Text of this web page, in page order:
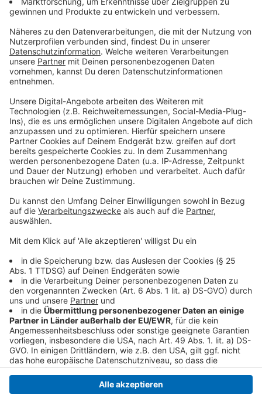
Wir benötigen Ihre
Zustimmung, um den YouTube
Video-Service zu laden!
Wir verwenden einen Service eines
Drittanbieters, um Videoinhalte
einzubetten. Dieser Service kann
Daten zu Ihren Aktivitäten
sammeln. Bitte lesen Sie die
Details durch und stimmen Sie der
Nutzung des Service zu, um dieses
Video anzusehen.
powered byUsercentrics Consent
Management Platform
Anzeige
Anzeige